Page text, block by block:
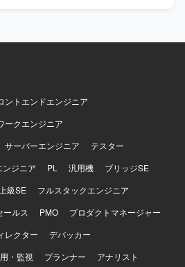
ントエンドエンジニア
ークエンジニア
サーバーエンジニア
テスター
ンジニア PL 汎用機
ブリッジSE
上級SE
フルスタックエンジニア
ールス PMO
プロダクトマネージャー
レクター
デバッカー
・監視 プランナー
アナリスト